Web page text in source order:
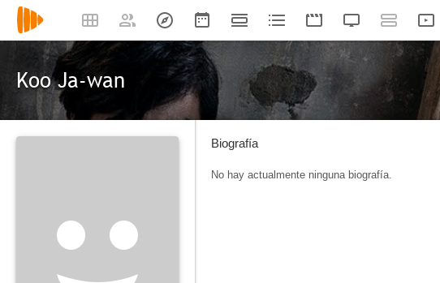
Koo Ja-wan
Biografía
No hay actualmente ninguna biografía.